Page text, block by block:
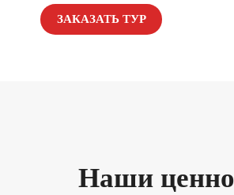
ЗАКАЗАТЬ ТУР
Наши